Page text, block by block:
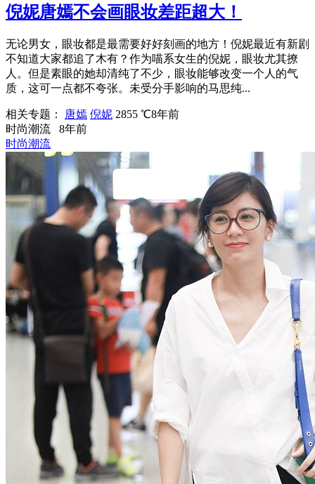
倪妮唐嫣不会画眼妆差距超大！
无论男女，眼妆都是最需要好好刻画的地方！倪妮最近有新剧
不知道大家都追了木有？作为喵系女生的倪妮，眼妆尤其撩
人。但是素眼的她却清纯了不少，眼妆能够改变一个人的气
质，这可一点都不夸张。未受分手影响的马思纯...
相关专题： 唐嫣 倪妮 2855 ℃8年前
时尚潮流
8年前
时尚潮流